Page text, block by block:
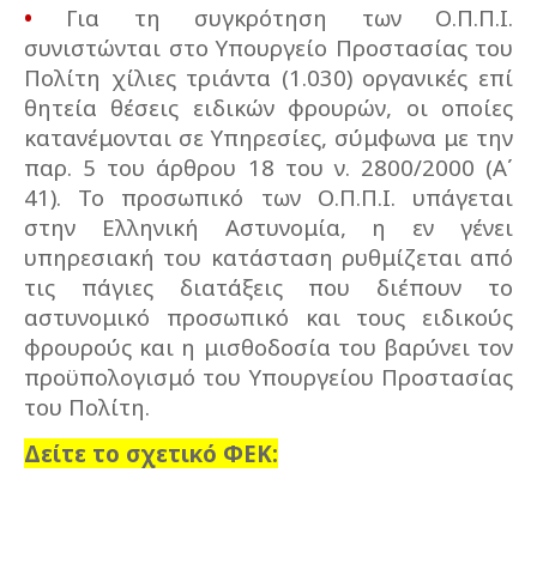
• Για τη συγκρότηση των Ο.Π.Π.Ι.
συνιστώνται στο Υπουργείο Προστασίας του
Πολίτη χίλιες τριάντα (1.030) οργανικές επί
θητεία θέσεις ειδικών φρουρών, οι οποίες
κατανέμονται σε Υπηρεσίες, σύμφωνα με την
παρ. 5 του άρθρου 18 του ν. 2800/2000 (Α΄
41). Το προσωπικό των Ο.Π.Π.Ι. υπάγεται
στην Ελληνική Αστυνομία, η εν γένει
υπηρεσιακή του κατάσταση ρυθμίζεται από
τις πάγιες διατάξεις που διέπουν το
αστυνομικό προσωπικό και τους ειδικούς
φρουρούς και η μισθοδοσία του βαρύνει τον
προϋπολογισμό του Υπουργείου Προστασίας
του Πολίτη.
Δείτε το σχετικό ΦΕΚ: